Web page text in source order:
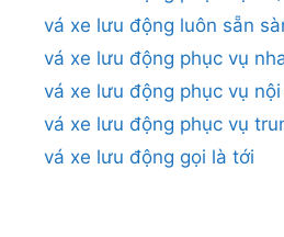
vá xe lưu động luôn sẵn
vá xe lưu động phục vụ
vá xe lưu động phục vụ
vá xe lưu động phục vụ
vá xe lưu động gọi là tới